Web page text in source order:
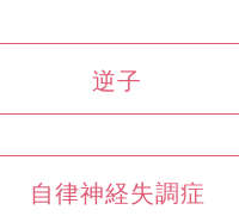
逆子
自律神経失調症